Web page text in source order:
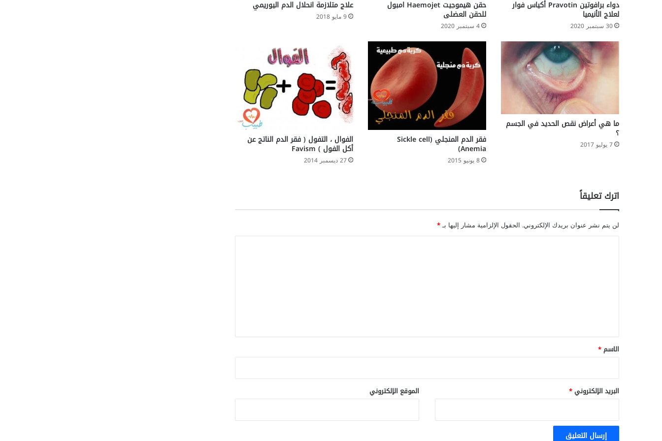
دواء برافوتين Pravotin أكياس فوار
لعلاج الأنيميا
30 سبتمبر 2020
حقن هيموجيت Haemojet امبول
للحقن العضلى
4 سبتمبر 2020
علاج متلازمة انحلال الدم اليوريمي
9 مايو 2018
ما هي أعراض نقص الحديد في الجسم
؟
7 يوليو 2017 فقر الدم المنجلي (Sickle cell
Anemia)
8 يونيو 2015
الفوال ، التفول ( فقر الدم الناتج عن
أكل الفول ) Favism
27 ديسمبر 2014
اترك تعليقاً
لن يتم نشر عنوان بريدك الإلكتروني. الحقول الإلزامية مشار إليها بـ*
*
الاسم*
البريد الإلكتروني* الموقع الإلكتروني